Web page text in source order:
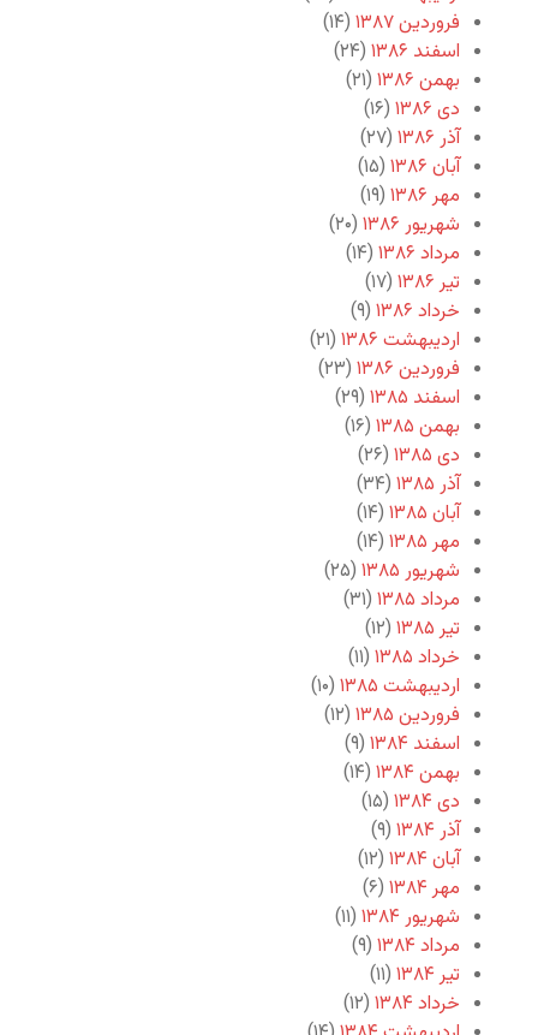
فروردین ۱۳۸۷
(۱۴)
اسفند ۱۳۸۶
(۲۴)
بهمن ۱۳۸۶
(۲۱)
دی ۱۳۸۶
(۱۶)
آذر ۱۳۸۶
(۲۷)
آبان ۱۳۸۶
(۱۵)
مهر ۱۳۸۶
(۱۹)
شهریور ۱۳۸۶
(۲۰)
مرداد ۱۳۸۶
(۱۴)
تیر ۱۳۸۶
(۱۷)
خرداد ۱۳۸۶
(۹)
اردیبهشت ۱۳۸۶
(۲۱)
فروردین ۱۳۸۶
(۲۳)
اسفند ۱۳۸۵
(۲۹)
بهمن ۱۳۸۵
(۱۶)
دی ۱۳۸۵
(۲۶)
آذر ۱۳۸۵
(۳۴)
آبان ۱۳۸۵
(۱۴)
مهر ۱۳۸۵
(۱۴)
شهریور ۱۳۸۵
(۲۵)
مرداد ۱۳۸۵
(۳۱)
تیر ۱۳۸۵
(۱۲)
خرداد ۱۳۸۵
(۱۱)
اردیبهشت ۱۳۸۵
(۱۰)
فروردین ۱۳۸۵
(۱۲)
اسفند ۱۳۸۴
(۹)
بهمن ۱۳۸۴
(۱۴)
دی ۱۳۸۴
(۱۵)
آذر ۱۳۸۴
(۹)
آبان ۱۳۸۴
(۱۲)
مهر ۱۳۸۴
(۶)
شهریور ۱۳۸۴
(۱۱)
مرداد ۱۳۸۴
(۹)
تیر ۱۳۸۴
(۱۱)
خرداد ۱۳۸۴
(۱۲)